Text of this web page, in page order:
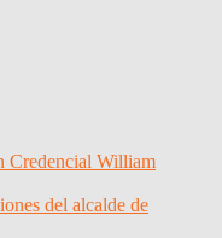
Credencial William
del alcalde de